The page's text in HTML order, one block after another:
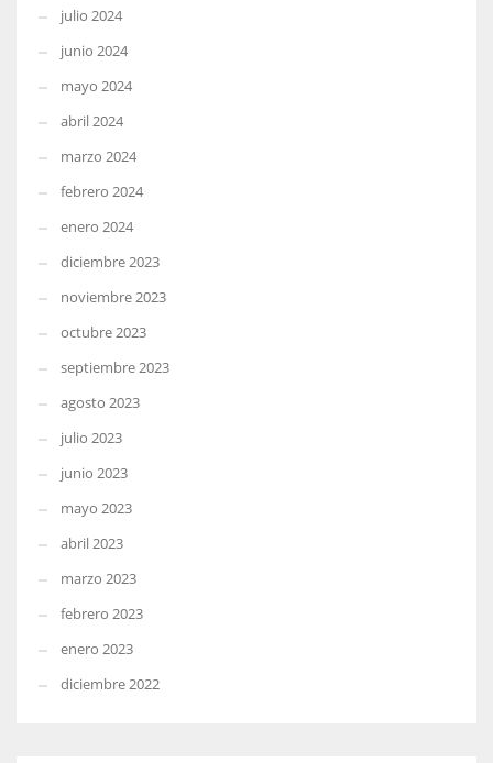
julio 2024
junio 2024
mayo 2024
abril 2024
marzo 2024
febrero 2024
enero 2024
diciembre 2023
noviembre 2023
octubre 2023
septiembre 2023
agosto 2023
julio 2023
junio 2023
mayo 2023
abril 2023
marzo 2023
febrero 2023
enero 2023
diciembre 2022